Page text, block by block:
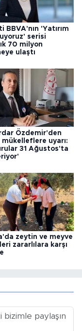
BBVA'nın 'Yatırım
serisi
70 milyon
ulaştı
Özdemir'den
mükelleflere uyarı:
31 Ağustos'ta
zeytin ve meyve
zararlılara karşı